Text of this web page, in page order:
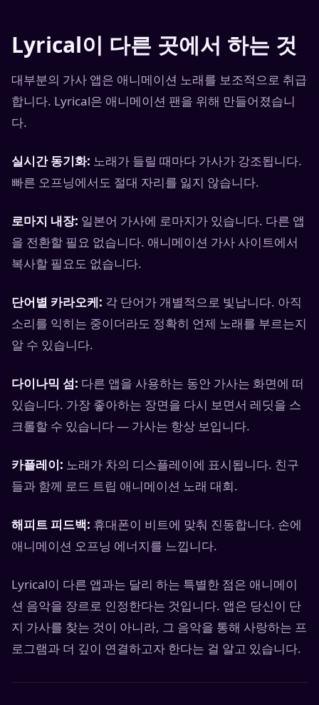
Lyrical이 다른 곳에서 하는 것
대부분의 가사 앱은 애니메이션 노래를 보조적으로 취급
합니다. Lyrical은 애니메이션 팬을 위해 만들어졌습니
다.
실시간 동기화: 노래가 들릴 때마다 가사가 강조됩니다.
빠른 오프닝에서도 절대 자리를 잃지 않습니다.
로마지 내장: 일본어 가사에 로마지가 있습니다. 다른 앱
을 전환할 필요 없습니다. 애니메이션 가사 사이트에서
복사할 필요도 없습니다.
단어별 카라오케: 각 단어가 개별적으로 빛납니다. 아직
소리를 익히는 중이더라도 정확히 언제 노래를 부르는지
알 수 있습니다.
다이나믹 섬: 다른 앱을 사용하는 동안 가사는 화면에 떠
있습니다. 가장 좋아하는 장면을 다시 보면서 레딧을 스
크롤할 수 있습니다 — 가사는 항상 보입니다.
카플레이: 노래가 차의 디스플레이에 표시됩니다. 친구
들과 함께 로드 트립 애니메이션 노래 대회.
해피트 피드백: 휴대폰이 비트에 맞춰 진동합니다. 손에
애니메이션 오프닝 에너지를 느낍니다.
Lyrical이 다른 앱과는 달리 하는 특별한 점은 애니메이
션 음악을 장르로 인정한다는 것입니다. 앱은 당신이 단
지 가사를 찾는 것이 아니라, 그 음악을 통해 사랑하는 프
로그램과 더 깊이 연결하고자 한다는 걸 알고 있습니다.